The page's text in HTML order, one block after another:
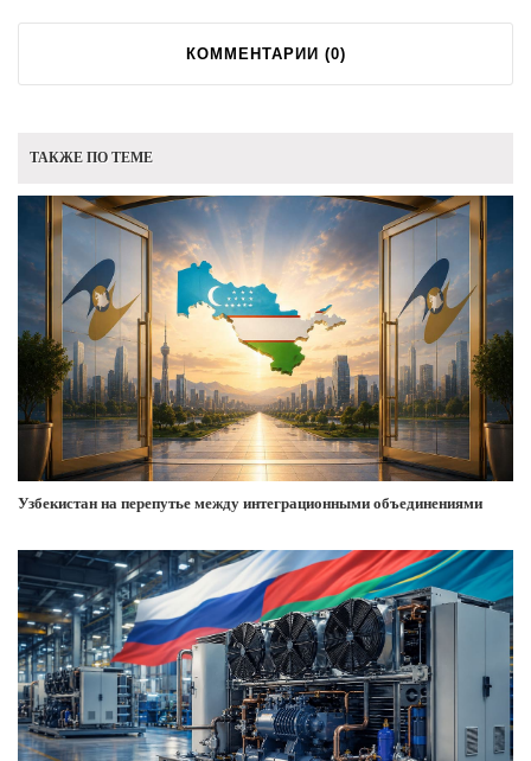
КОММЕНТАРИИ (0)
ТАКЖЕ ПО ТЕМЕ
Узбекистан на перепутье между интеграционными объединениями